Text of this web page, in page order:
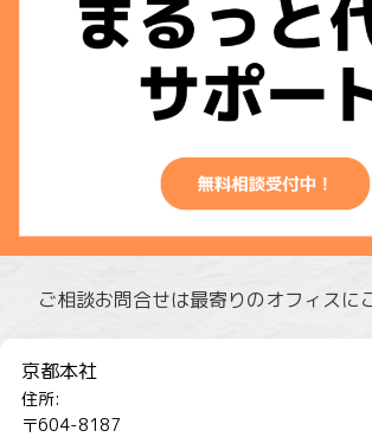
ご相談お問合せは最寄りのオフィスに
京都本社
住所:
〒604-8187